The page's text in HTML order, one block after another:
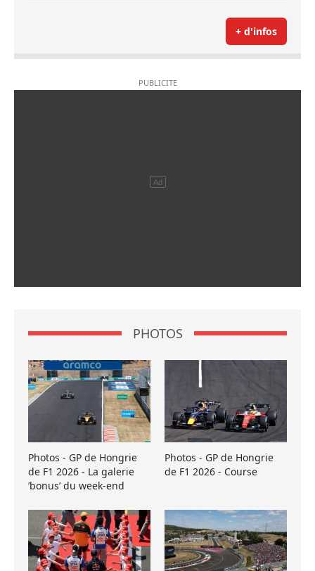
+ d'infos
PHOTOS
Photos - GP de Hongrie
de F1 2026 - La galerie
’bonus’ du week-end
Photos - GP de Hongrie
de F1 2026 - Course